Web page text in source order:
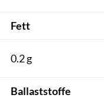
Fett
0.2 g
Ballaststoffe